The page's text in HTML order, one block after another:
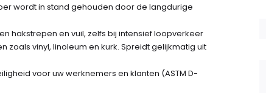
wordt in stand gehouden door de langdurige
hakstrepen en vuil, zelfs bij intensief loopverkeer
zoals vinyl, linoleum en kurk. Spreidt gelijkmatig uit
voor uw werknemers en klanten (ASTM D-